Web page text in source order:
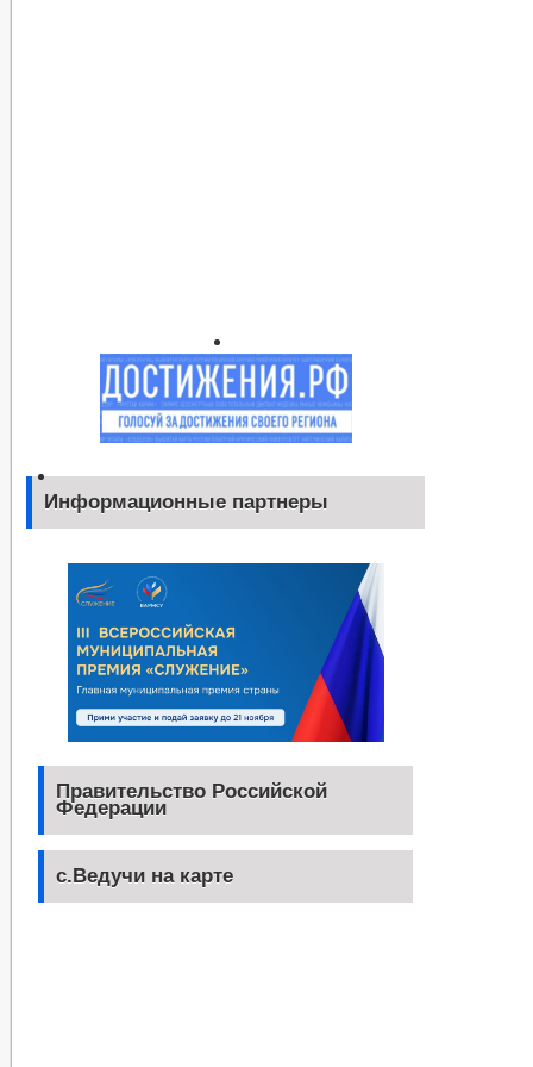
Информационные партнеры
Правительство Российской
Федерации
с.Ведучи на карте